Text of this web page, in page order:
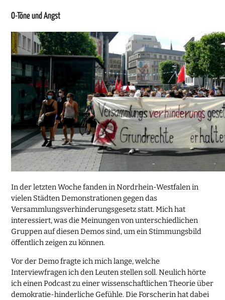
O-Töne und Angst
In der letzten Woche fanden in Nordrhein-Westfalen in
vielen Städten Demonstrationen gegen das
Versammlungsverhinderungsgesetz statt. Mich hat
interessiert, was die Meinungen von unterschiedlichen
Gruppen auf diesen Demos sind, um ein Stimmungsbild
öffentlich zeigen zu können.
Vor der Demo fragte ich mich lange, welche
Interviewfragen ich den Leuten stellen soll. Neulich hörte
ich einen Podcast zu einer wissenschaftlichen Theorie über
demokratie-hinderliche Gefühle. Die Forscherin hat dabei